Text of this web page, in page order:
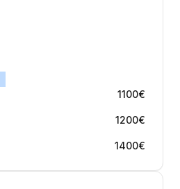
1100€
1200€
1400€